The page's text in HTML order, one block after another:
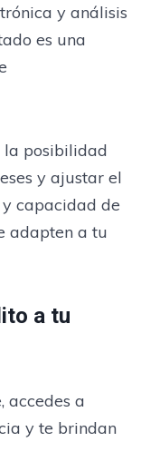
y análisis
es una
posibilidad
y ajustar el
capacidad de
adapten a tu
a tu
accedes a
y te brindan